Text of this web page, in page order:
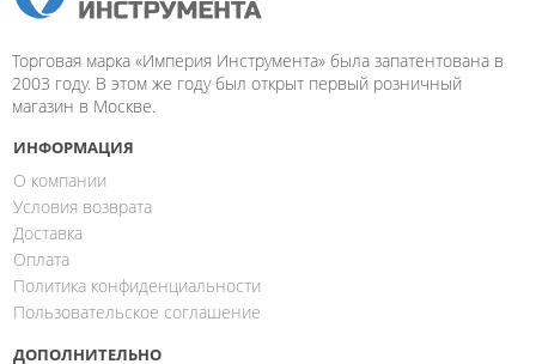
Торговая марка «Империя Инструмента» была запатентована в
2003 году. В этом же году был открыт первый розничный
магазин в Москве.
ИНФОРМАЦИЯ
О компании
Условия возврата
Доставка
Оплата
Политика конфиденциальности
Пользовательское соглашение
ДОПОЛНИТЕЛЬНО